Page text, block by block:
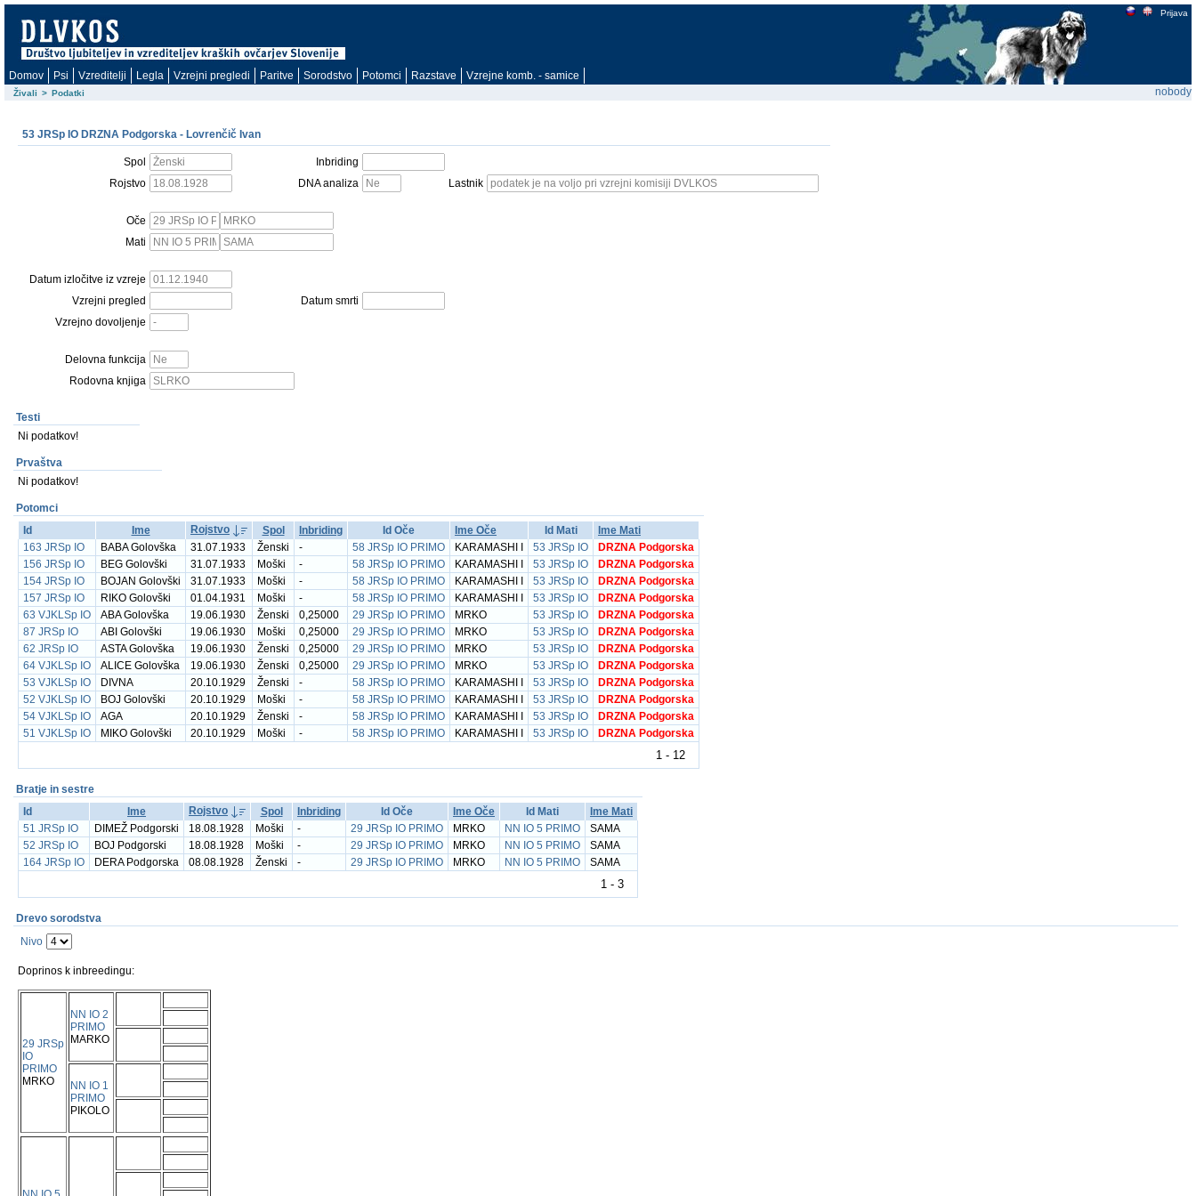
Prijava
Domov Psi Vzreditelji Legla Vzrejni pregledi Paritve Sorodstvo Potomci Razstave Vzrejne komb. - samice
Živali > Podatki nobody
53 JRSp IO DRZNA Podgorska - Lovrenčič Ivan
Spol
Inbriding
Rojstvo
DNA analiza Lastnik
Oče
Mati
Datum izločitve iz vzreje
Vzrejni pregled
Datum smrti
Vzrejno dovoljenje
Delovna funkcija
Rodovna knjiga
Testi
Ni podatkov!
Prvaštva
Ni podatkov!
Potomci
Id
Ime Rojstvo Spol Inbriding Id Oče Ime Oče Id Mati
Ime Mati
163 JRSp IO
BABA Golovška 31.07.1933 Ženski - 58 JRSp IO PRIMO KARAMASHI I 53 JRSp IO
DRZNA Podgorska
156 JRSp IO
BEG Golovški 31.07.1933 Moški - 58 JRSp IO PRIMO KARAMASHI I 53 JRSp IO
DRZNA Podgorska
154 JRSp IO
BOJAN Golovški 31.07.1933 Moški - 58 JRSp IO PRIMO KARAMASHI I 53 JRSp IO
DRZNA Podgorska
157 JRSp IO
RIKO Golovški 01.04.1931 Moški - 58 JRSp IO PRIMO KARAMASHI I 53 JRSp IO
DRZNA Podgorska
63 VJKLSp IO
ABA Golovška 19.06.1930 Ženski 0,25000 29 JRSp IO PRIMO MRKO 53 JRSp IO
DRZNA Podgorska
87 JRSp IO
ABI Golovški 19.06.1930 Moški 0,25000 29 JRSp IO PRIMO MRKO 53 JRSp IO
DRZNA Podgorska
62 JRSp IO
ASTA Golovška 19.06.1930 Ženski 0,25000 29 JRSp IO PRIMO MRKO 53 JRSp IO
DRZNA Podgorska
64 VJKLSp IO
ALICE Golovška 19.06.1930 Ženski 0,25000 29 JRSp IO PRIMO MRKO 53 JRSp IO
DRZNA Podgorska
53 VJKLSp IO
DIVNA 20.10.1929 Ženski - 58 JRSp IO PRIMO KARAMASHI I 53 JRSp IO
DRZNA Podgorska
52 VJKLSp IO
BOJ Golovški 20.10.1929 Moški - 58 JRSp IO PRIMO KARAMASHI I 53 JRSp IO
DRZNA Podgorska
54 VJKLSp IO
AGA 20.10.1929 Ženski - 58 JRSp IO PRIMO KARAMASHI I 53 JRSp IO
DRZNA Podgorska
51 VJKLSp IO
MIKO Golovški 20.10.1929 Moški - 58 JRSp IO PRIMO KARAMASHI I 53 JRSp IO DRZNA Podgorska
1 - 12
Bratje in sestre
Id
Ime Rojstvo Spol Inbriding Id Oče Ime Oče Id Mati
Ime Mati
51 JRSp IO
DIMEŽ Podgorski 18.08.1928 Moški - 29 JRSp IO PRIMO MRKO NN IO 5 PRIMO
SAMA
52 JRSp IO
BOJ Podgorski 18.08.1928 Moški - 29 JRSp IO PRIMO MRKO NN IO 5 PRIMO
SAMA
164 JRSp IO
DERA Podgorska 08.08.1928 Ženski - 29 JRSp IO PRIMO MRKO NN IO 5 PRIMO SAMA
1 - 3
Drevo sorodstva
Nivo
Doprinos k inbreedingu:
29 JRSp
IO
PRIMO
MRKO
NN IO 2
PRIMO
MARKO
NN IO 1
PRIMO
PIKOLO